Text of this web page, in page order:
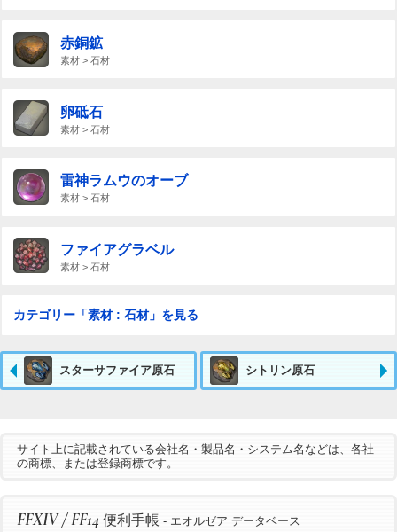
赤銅鉱
素材 > 石材
卵砥石
素材 > 石材
雷神ラムウのオーブ
素材 > 石材
ファイアグラベル
素材 > 石材
カテゴリー「素材 : 石材」を見る
スターサファイア原石 シトリン原石
サイト上に記載されている会社名・製品名・システム名などは、各社
の商標、または登録商標です。
FFXIV / FF14 便利手帳 - エオルゼア データベース